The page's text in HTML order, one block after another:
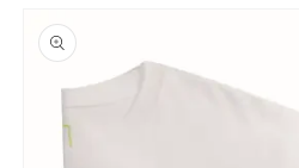
a la
información
del producto